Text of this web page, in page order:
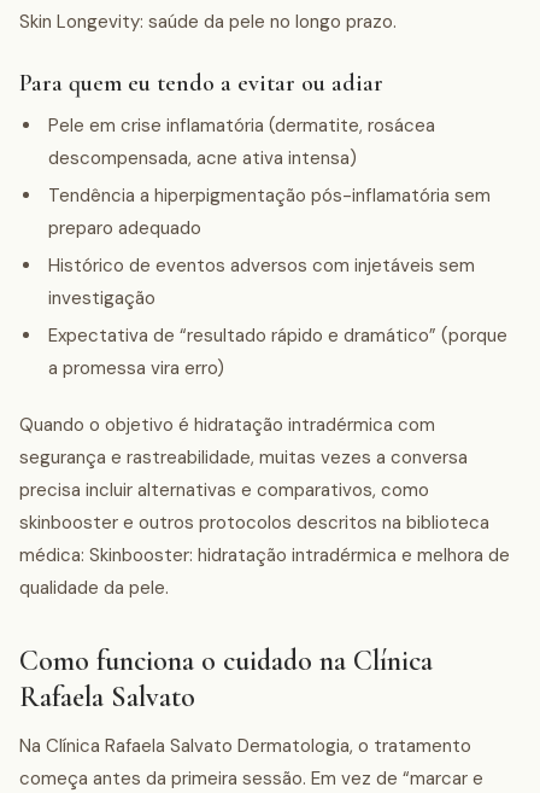
Skin Longevity: saúde da pele no longo prazo.
Para quem eu tendo a evitar ou adiar
Pele em crise inflamatória (dermatite, rosácea
descompensada, acne ativa intensa)
Tendência a hiperpigmentação pós-inflamatória sem
preparo adequado
Histórico de eventos adversos com injetáveis sem
investigação
Expectativa de “resultado rápido e dramático” (porque
a promessa vira erro)
Quando o objetivo é hidratação intradérmica com
segurança e rastreabilidade, muitas vezes a conversa
precisa incluir alternativas e comparativos, como
skinbooster e outros protocolos descritos na biblioteca
médica: Skinbooster: hidratação intradérmica e melhora de
qualidade da pele.
Como funciona o cuidado na Clínica
Rafaela Salvato
Na Clínica Rafaela Salvato Dermatologia, o tratamento
começa antes da primeira sessão. Em vez de “marcar e